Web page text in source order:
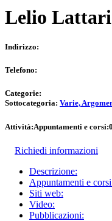
Lelio Lattari
Indirizzo:
Telefono:
Categorie:
Sottocategoria: Varie,
Attività:Appuntamenti e corsi:0
Richiedi informazioni
Descrizione:
Appuntamenti e
Siti web:
Video:
Pubblicazioni: